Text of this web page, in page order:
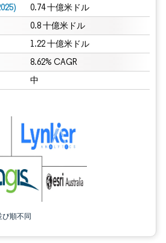
0.74 十億米ドル
0.8 十億米ドル
1.22 十億米ドル
8.62% CAGR
中
順不同
。再利用にはCC BY 4.0の表示が必要です。